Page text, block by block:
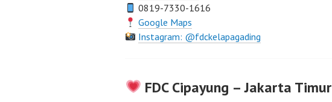
0819-7330-1616
Google Maps
Instagram: @fdckelapagading
FDC Cipayung – Jakarta Timur